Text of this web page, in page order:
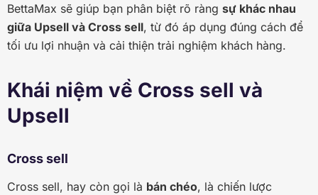
BettaMax sẽ giúp bạn phân biệt rõ ràng sự khác nhau
giữa Upsell và Cross sell, từ đó áp dụng đúng cách để
tối ưu lợi nhuận và cải thiện trải nghiệm khách hàng.
Khái niệm về Cross sell và
Upsell
Cross sell
Cross sell, hay còn gọi là bán chéo, là chiến lược